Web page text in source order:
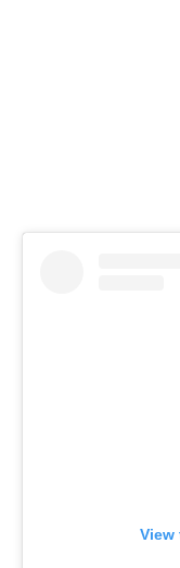
View